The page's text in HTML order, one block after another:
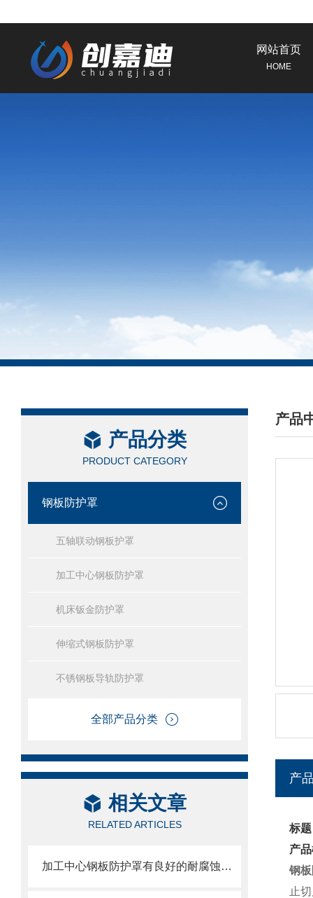
网站首页
HOME
产品分类
PRODUCT CATEGORY
钢板防护罩
五轴联动钢板护罩
加工中心钢板防护罩
机床钣金防护罩
伸缩式钢板防护罩
不锈钢板导轨防护罩
全部产品分类
相关文章
RELATED ARTICLES
加工中心钢板防护罩有良好的耐腐蚀性，能在各种环境下长时间使用
产品
/
产
标
产
钢
止